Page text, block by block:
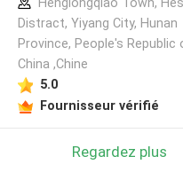
Distract, Yiyang City, Hunan
Province, People's Republic
China ,Chine
5.0
Fournisseur vérifié
Regardez plus